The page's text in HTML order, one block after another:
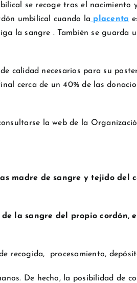
se recoge tras el nacimiento
umbilical cuando la placenta
la sangre . También se guarda
calidad necesarios para su
cerca de un 40% de las
la web de la
madre de sangre y tejido del
la sangre del propio cordón,
recogida, procesamiento,
De hecho, la posibilidad de